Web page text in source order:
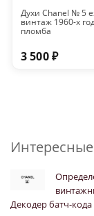
Духи Chanel № 5
винтаж 1960-х
пломба
3 500 ₽
Декодер батч-